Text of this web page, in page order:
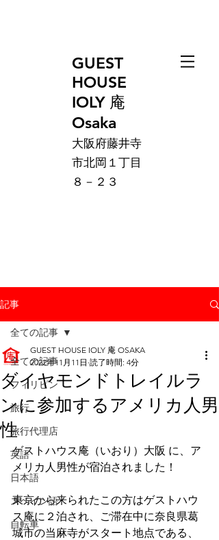
GUEST
HOUSE
IOLY 庵
Osaka
大阪府藤井寺
市北岡１丁目
８－２３
記事
全ての記事
フィリピン
旅行
旅行代理店
英語
日本語
スペイン語
自転車
全ての記事
ダイヤモンドトレイルラ
ンに参加するアメリカ人男
性
GUEST HOUSE IOLY 庵 OSAKA
2022年11月11日 読了時間: 4分
ゲストハウス庵（いおり）大阪 に、ア
メリカ人男性が宿泊されました！
東京から来られたこの方はゲストハウ
ス庵に２泊され、ご滞在中に奈良県葛
城市の当麻寺がスタート地点である、